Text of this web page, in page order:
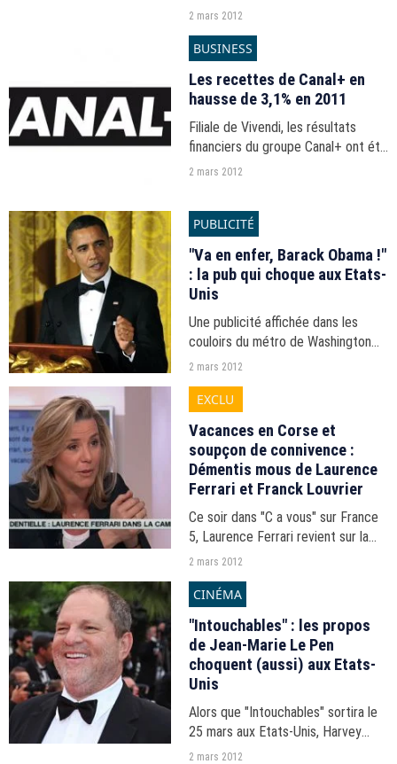
2 mars 2012
BUSINESS
Les recettes de Canal+ en
hausse de 3,1% en 2011
Filiale de Vivendi, les résultats
financiers du groupe Canal+ ont été
dans le vert en 2011, tirés par une
2 mars 2012
PUBLICITÉ
"Va en enfer, Barack Obama !"
: la pub qui choque aux Etats-
Unis
Une publicité affichée dans les
couloirs du métro de Washington
pour un documentaire sur le
contenant le slogan "Va en enfer
2 mars 2012
EXCLU
Vacances en Corse et
soupçon de connivence :
Démentis mous de Laurence
Ferrari et Franck Louvrier
Ce soir dans "C a vous" sur France
5, Laurence Ferrari revient sur la
polémique de ses vacances
responsable de la communication
2 mars 2012
CINÉMA
"Intouchables" : les propos
de Jean-Marie Le Pen
choquent (aussi) aux Etats-
Unis
Alors que "Intouchables" sortira le
25 mars aux Etats-Unis, Harvey
Weinstein, le distributeur américain
2 mars 2012